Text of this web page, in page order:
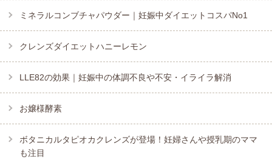
ミネラルコンブチャパウダー｜妊娠中ダイエットコスパNo1
クレンズダイエットハニーレモン
LLE82の効果｜妊娠中の体調不良や不安・イライラ解消
お嬢様酵素
ボタニカルタピオカクレンズが登場！妊婦さんや授乳期のママ
も注目